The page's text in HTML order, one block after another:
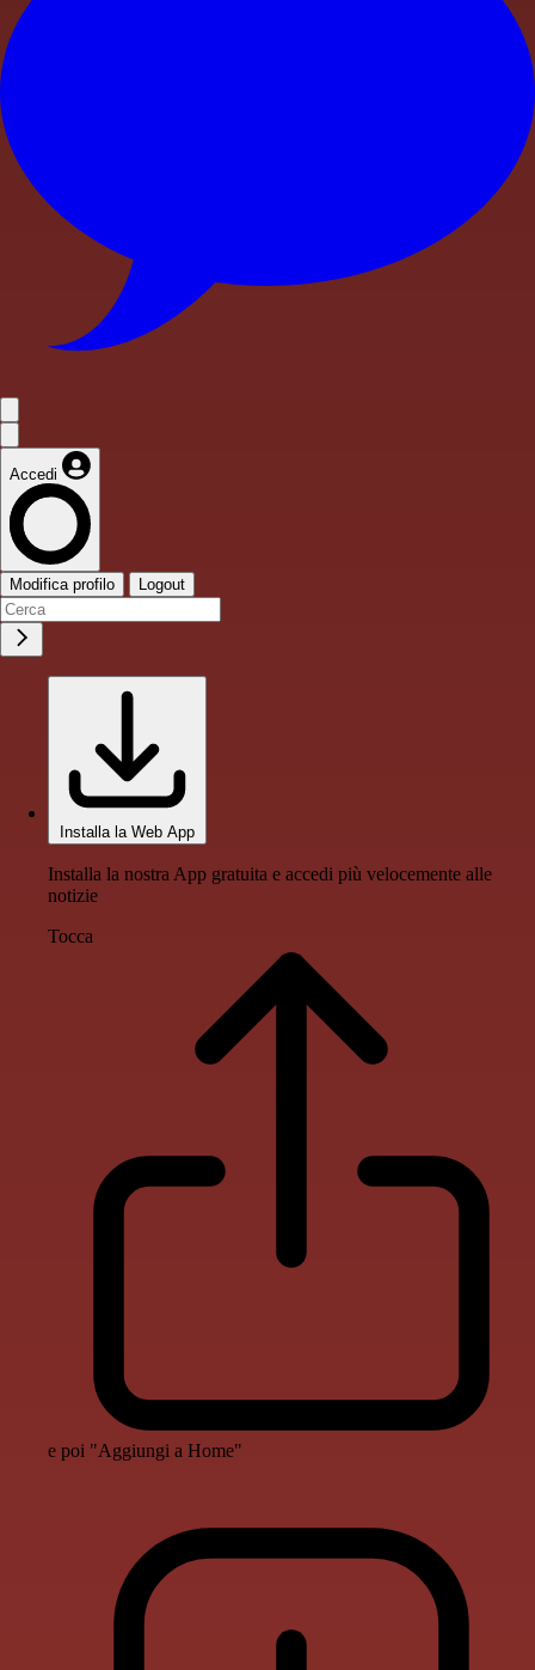
Accedi
Modifica profilo Logout
Installa la Web App
Installa la nostra App gratuita e accedi più velocemente alle
notizie
Tocca
e poi "Aggiungi a Home"